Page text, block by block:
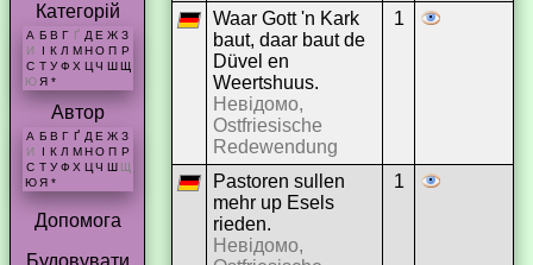
Категорій
А Б В Г Ґ Д Е Ж З
И
І К Л М Н О П Р
С Т У Ф Х Ц Ч Ш Щ
Ю Я *
Автор
А Б В Г Ґ Д Е Ж З
И
К Л М Н О П Р
С Т У Ф Х Ц Ч Ш Щ
Ю Я *
Допомога
Waar Gott 'n Kark
baut, daar baut de
Düvel en
Weertshuus.
Невідомо,
Ostfriesische
Redewendung
1
Pastoren sullen
mehr up Esels
rieden.
Невідомо,
1